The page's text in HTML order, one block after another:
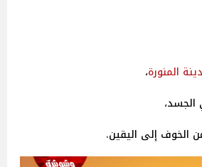
المنورة،
الخوف إلى اليقين.